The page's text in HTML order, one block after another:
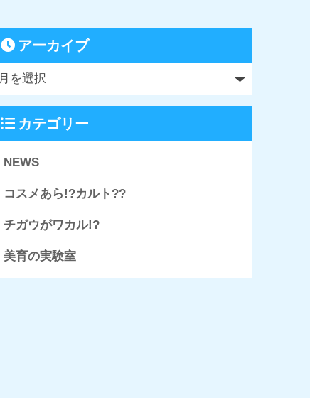
アーカイブ
カテゴリー
NEWS
コスメあら!?カルト??
チガウがワカル!?
美育の実験室